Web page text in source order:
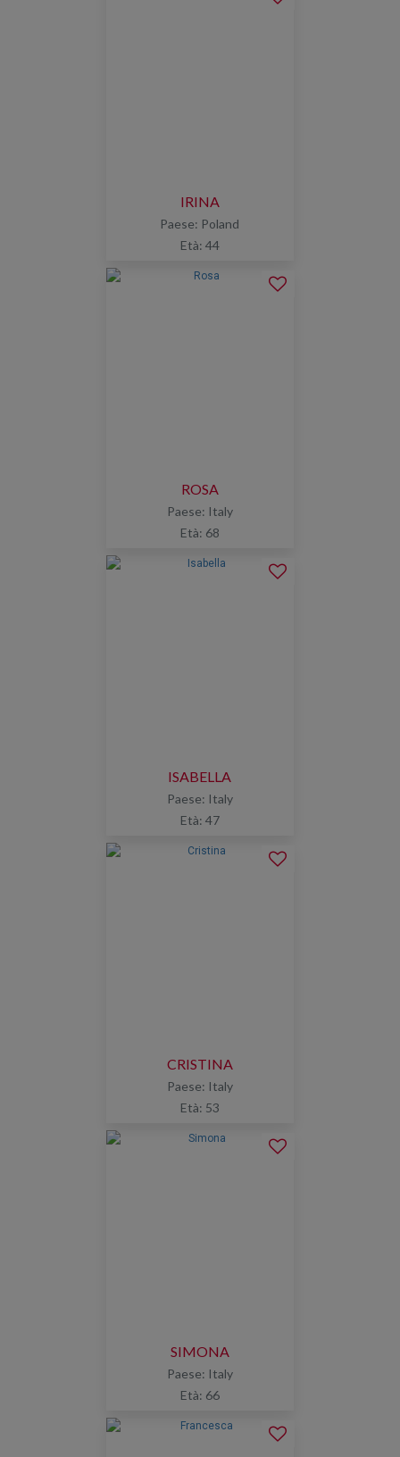
IRINA
Paese: Poland
Età: 44
ROSA
Paese: Italy
Età: 68
ISABELLA
Paese: Italy
Età: 47
CRISTINA
Paese: Italy
Età: 53
SIMONA
Paese: Italy
Età: 66